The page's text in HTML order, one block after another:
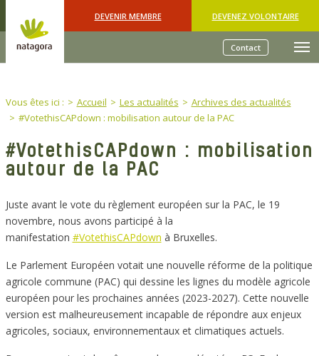
DEVENIR MEMBRE DEVENEZ VOLONTAIRE
Contact
You are here:
Vous êtes ici : Accueil Les actualités
Archives des actualités
#VotethisCAPdown : mobilisation autour de la PAC
#VotethisCAPdown : mobilisation
autour de la PAC
Juste avant le vote du règlement européen sur la PAC, le 19
novembre, nous avons participé à la
manifestation #VotethisCAPdown à Bruxelles.
Le Parlement Européen votait une nouvelle réforme de la politique
agricole commune (PAC) qui dessine les lignes du modèle agricole
européen pour les prochaines années (2023-2027). Cette nouvelle
version est malheureusement incapable de répondre aux enjeux
agricoles, sociaux, environnementaux et climatiques actuels.